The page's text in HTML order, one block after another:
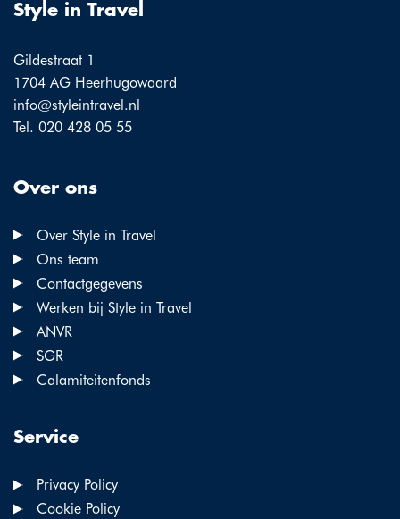
Style in Travel
Gildestraat 1
1704 AG Heerhugowaard
info@styleintravel.nl
Tel. 020 428 05 55
Over ons
Over Style in Travel
Ons team
Contactgegevens
Werken bij Style in Travel
ANVR
SGR
Calamiteitenfonds
Service
Privacy Policy
Cookie Policy